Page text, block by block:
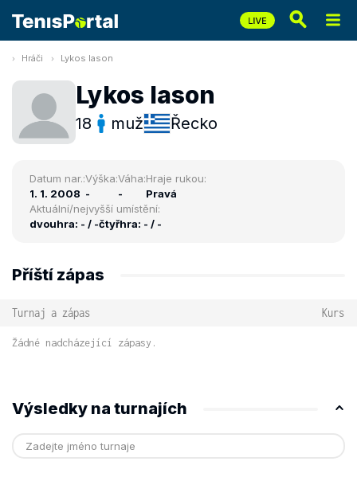
Hráči Lykos Iason
Lykos Iason
18 muž Řecko
Datum nar.:
1. 1. 2008
Výška:
-
Váha:
-
Hraje rukou:
Pravá
Aktuální/nejvyšší umístění:
dvouhra: - / -čtyřhra: - / -
Příští zápas
Turnaj a zápas Kurs
Žádné nadcházející zápasy.
Výsledky na turnajích